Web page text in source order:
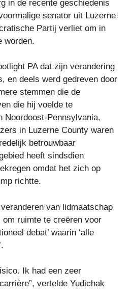
in de recente geschiedenis
senator uit Luzerne
Partij verliet om in
worden.
PA dat zijn verandering
en deels werd gedreven door
stemmen die de
die hij voelde te
Noordoost-Pennsylvania,
in Luzerne County waren
betrouwbaar
heeft sindsdien
omdat het zich op
richtte.
van lidmaatschap
ruimte te creëren voor
debat’ waarin ‘alle
Ik had een zeer
vertelde Yudichak